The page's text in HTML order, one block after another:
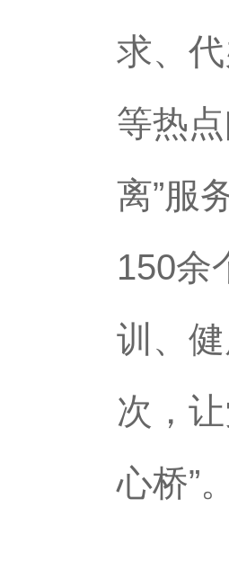
求、
等热
离”服
150余
训、
次，
心桥”。